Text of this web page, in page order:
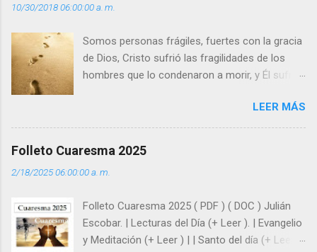
o
s
10/30/2018 06:00:00 a. m.
Somos personas frágiles, fuertes con la gracia
de Dios, Cristo sufrió las fragilidades de los
hombres que lo condenaron a morir, y Él sufrió
enseña Jesucristo? Que, si seguimos sus
huellas, sin ser superhombres, podemos
siempre está pendiente de nosotros. Amar es
y protegidos por nosotros. “ Señor, soy un
árbol sin frutos, pero tú me das la savia para
que al menos mis ramas y hojas den sombra
LEER MÁS
Folleto Cuaresma 2025
2/18/2025 06:00:00 a. m.
Folleto Cuaresma 2025 ( PDF ) ( DOC ) Julián
Escobar. | Lecturas del Día (+ Leer ). | Evangelio
y Meditación (+ Leer ) | | Santo del día (+ Leer )